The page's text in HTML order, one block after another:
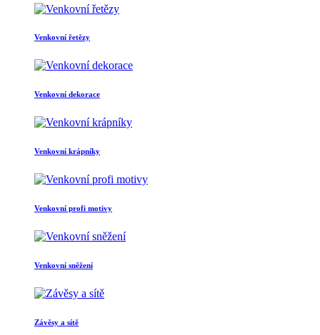
Venkovní řetězy
Venkovní dekorace
Venkovní krápníky
Venkovní profi motivy
Venkovní sněžení
Závěsy a sítě